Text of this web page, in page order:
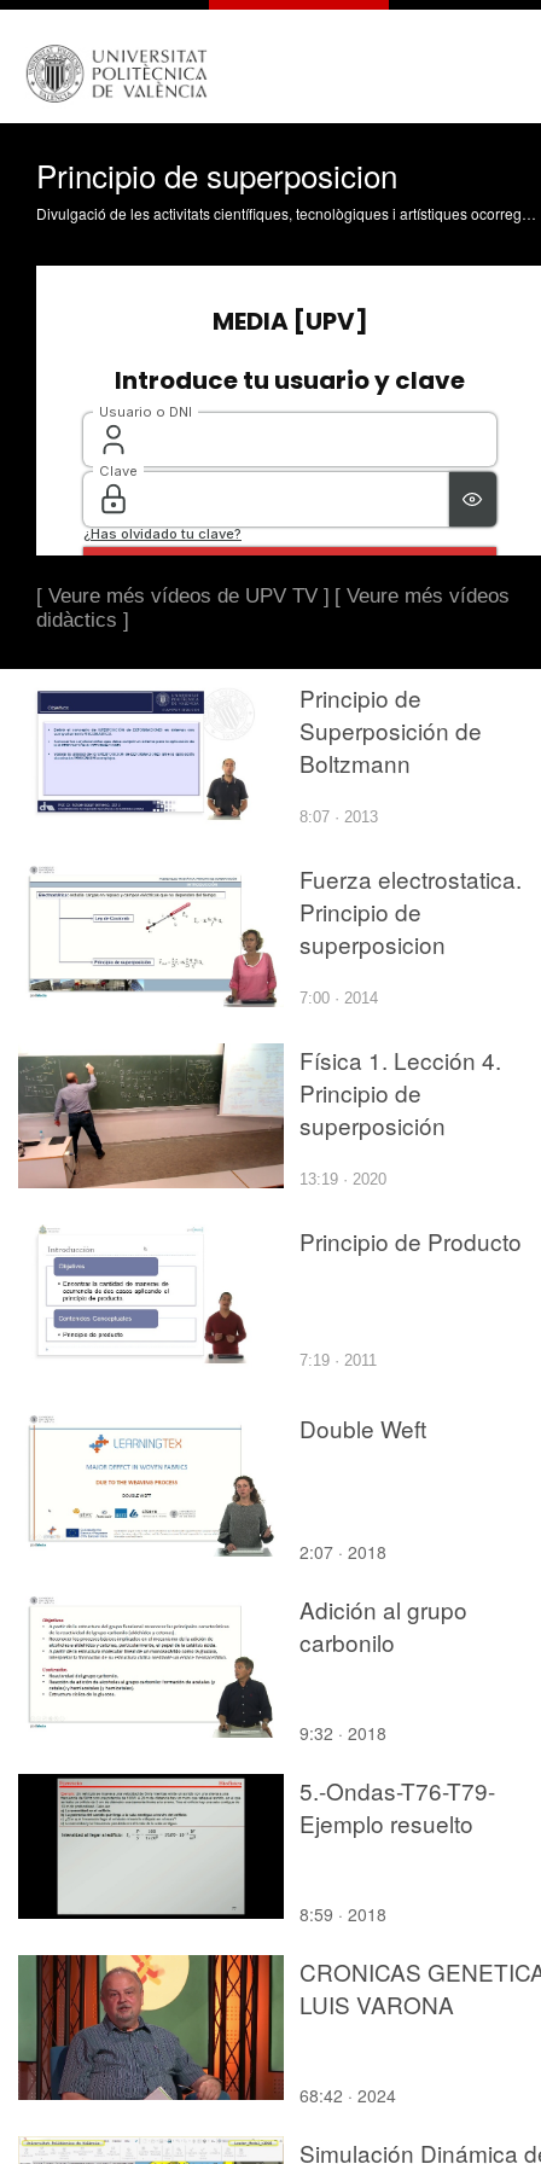
Principio de superposicion
Divulgació de les activitats científiques, tecnològiques i artístiques ocorregudes en els tres campus de la UPV
[ Veure més vídeos de UPV TV ] [ Veure més vídeos
didàctics ]
Principio de
Superposición de
Boltzmann
8:07 · 2013
Fuerza electrostatica.
Principio de
superposicion
7:00 · 2014
Física 1. Lección 4.
Principio de
superposición
13:19 · 2020
Principio de Producto
7:19 · 2011
Double Weft
2:07 · 2018
Adición al grupo
carbonilo
9:32 · 2018
5.-Ondas-T76-T79-
Ejemplo resuelto
8:59 · 2018
CRONICAS
LUIS VARONA
68:42 · 2024
Simulación Dinámica